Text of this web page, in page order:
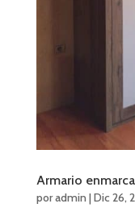
Armario
poradmin |Dic 26,